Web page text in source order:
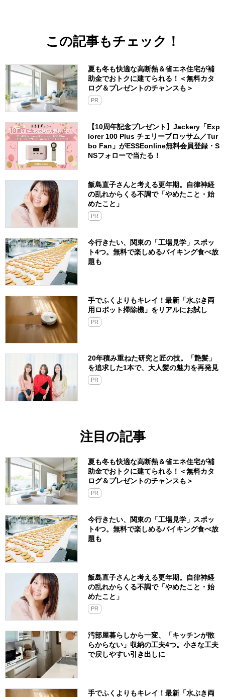
この記事もチェック！
夏も冬も快適な高断熱＆省エネ住宅が補
助金でおトクに建てられる！＜無料カタ
ログ＆プレゼントのチャンスも＞
PR
【10周年記念プレゼント】Jackery「Exp
lorer 100 Plus チェリーブロッサム／Tur
bo Fan」がESSEonline無料会員登録・S
NSフォローで当たる！
飯島直子さんと考える更年期。自律神経
の乱れからくる不調で「やめたこと・始
めたこと」
PR
今行きたい、関東の「工場見学」スポッ
ト4つ。無料で楽しめるバイキング食べ放
題も
手でふくよりもキレイ！最新「水ぶき両
用ロボット掃除機」をリアルにお試し
PR
20年積み重ねた研究と匠の技。「艶髪」
を追求した1本で、大人髪の魅力を再発見
PR
注目の記事
夏も冬も快適な高断熱＆省エネ住宅が補
助金でおトクに建てられる！＜無料カタ
ログ＆プレゼントのチャンスも＞
PR
今行きたい、関東の「工場見学」スポッ
ト4つ。無料で楽しめるバイキング食べ放
題も
飯島直子さんと考える更年期。自律神経
の乱れからくる不調で「やめたこと・始
めたこと」
PR
汚部屋暮らしから一変、「キッチンが散
らからない」収納の工夫4つ。小さな工夫
で戻しやすい引き出しに
手でふくよりもキレイ！最新「水ぶき両